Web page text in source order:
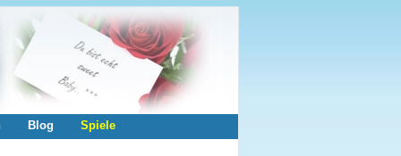
Blog Spiele